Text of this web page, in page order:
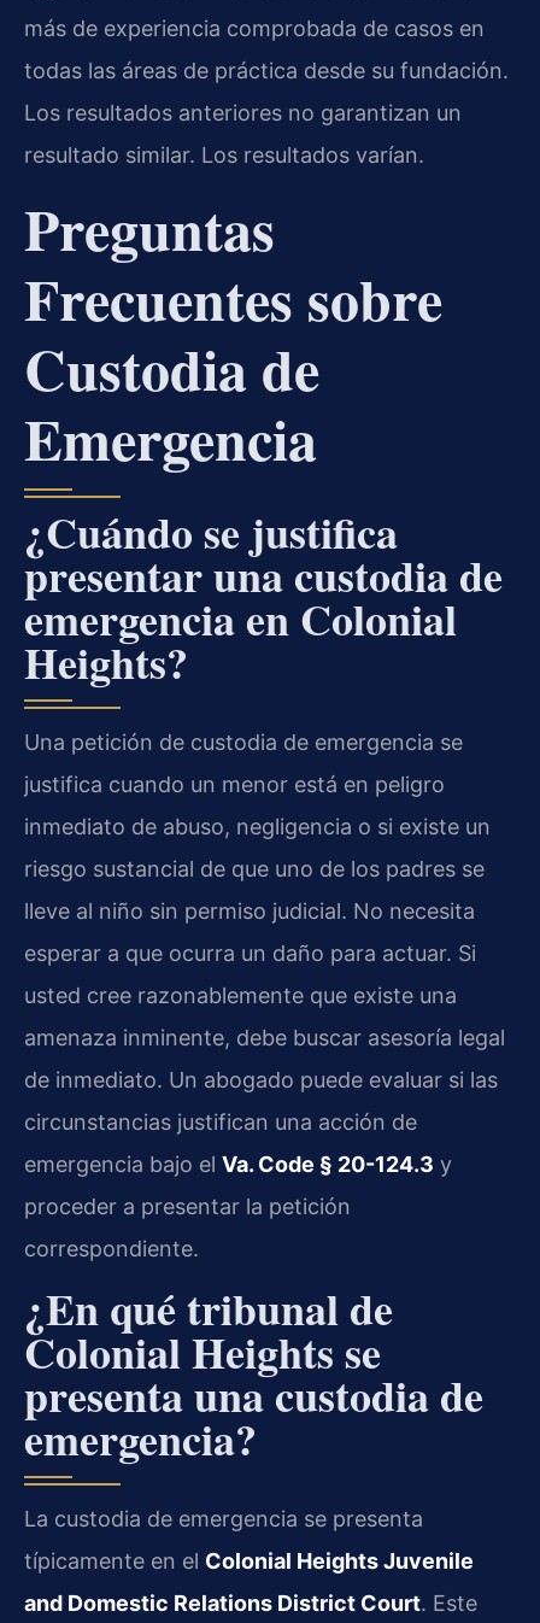
más de experiencia comprobada de casos en
todas las áreas de práctica desde su fundación.
Los resultados anteriores no garantizan un
resultado similar. Los resultados varían.
Preguntas
Frecuentes sobre
Custodia de
Emergencia
¿Cuándo se justifica
presentar una custodia de
emergencia en Colonial
Heights?
Una petición de custodia de emergencia se
justifica cuando un menor está en peligro
inmediato de abuso, negligencia o si existe un
riesgo sustancial de que uno de los padres se
lleve al niño sin permiso judicial. No necesita
esperar a que ocurra un daño para actuar. Si
usted cree razonablemente que existe una
amenaza inminente, debe buscar asesoría legal
de inmediato. Un abogado puede evaluar si las
circunstancias justifican una acción de
emergencia bajo el Va. Code § 20-124.3 y
proceder a presentar la petición
correspondiente.
¿En qué tribunal de
Colonial Heights se
presenta una custodia de
emergencia?
La custodia de emergencia se presenta
típicamente en el Colonial Heights Juvenile
and Domestic Relations District Court. Este